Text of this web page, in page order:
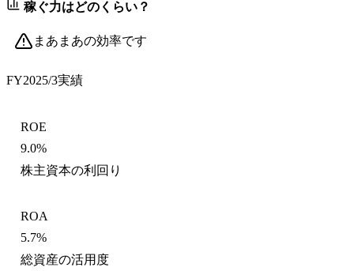
稼ぐ力はどのくらい？
まあまあの効率です
FY2025/3実績
ROE
9.0%
株主資本の利回り
ROA
5.7%
総資産の活用度